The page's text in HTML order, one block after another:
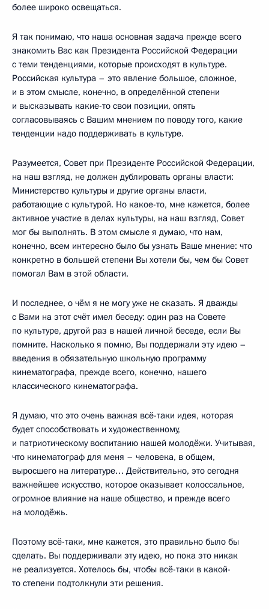
более широко освещаться.
Я так понимаю, что наша основная задача прежде всего
знакомить Вас как Президента Российской Федерации
с теми тенденциями, которые происходят в культуре.
Российская культура – это явление большое, сложное,
и в этом смысле, конечно, в определённой степени
и высказывать какие-то свои позиции, опять
согласовываясь с Вашим мнением по поводу того, какие
тенденции надо поддерживать в культуре.
Разумеется, Совет при Президенте Российской Федерации,
на наш взгляд, не должен дублировать органы власти:
Министерство культуры и другие органы власти,
работающие с культурой. Но какое-то, мне кажется, более
активное участие в делах культуры, на наш взгляд, Совет
мог бы выполнять. В этом смысле я думаю, что нам,
конечно, всем интересно было бы узнать Ваше мнение: что
конкретно в большей степени Вы хотели бы, чем бы Совет
помогал Вам в этой области.
И последнее, о чём я не могу уже не сказать. Я дважды
с Вами на этот счёт имел беседу: один раз на Совете
по культуре, другой раз в нашей личной беседе, если Вы
помните. Насколько я помню, Вы поддержали эту идею –
введения в обязательную школьную программу
кинематографа, прежде всего, конечно, нашего
классического кинематографа.
Я думаю, что это очень важная всё-таки идея, которая
будет способствовать и художественному,
и патриотическому воспитанию нашей молодёжи. Учитывая,
что кинематограф для меня – человека, в общем,
выросшего на литературе… Действительно, это сегодня
важнейшее искусство, которое оказывает колоссальное,
огромное влияние на наше общество, и прежде всего
на молодёжь.
Поэтому всё-таки, мне кажется, это правильно было бы
сделать. Вы поддерживали эту идею, но пока это никак
не реализуется. Хотелось бы, чтобы всё-таки в какой-
то степени подтолкнули эти решения.